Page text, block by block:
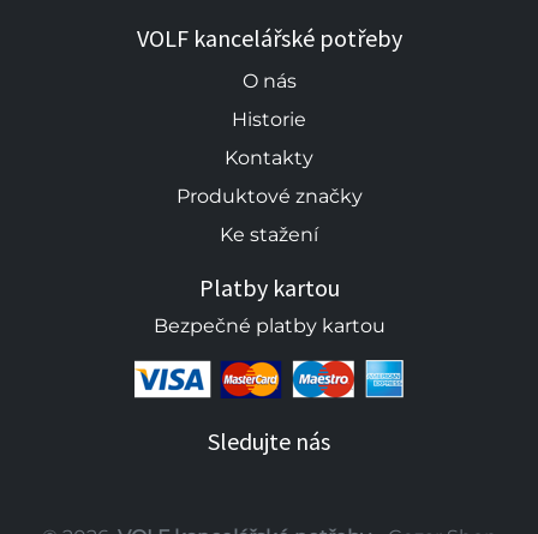
VOLF kancelářské potřeby
O nás
Historie
Kontakty
Produktové značky
Ke stažení
Platby kartou
Bezpečné platby kartou
Sledujte nás